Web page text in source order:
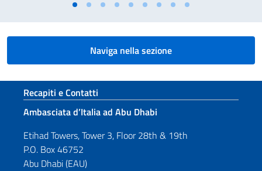
Naviga nella sezione
Sezione footer
Recapiti e Contatti
Ambasciata d’Italia ad Abu Dhabi
Etihad Towers, Tower 3, Floor 28th & 19th
P.O. Box 46752
Abu Dhabi (EAU)